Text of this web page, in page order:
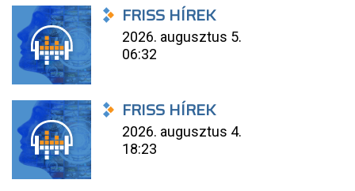
FRISS HÍREK
2026. augusztus 5.
06:32
FRISS HÍREK
2026. augusztus 4.
18:23